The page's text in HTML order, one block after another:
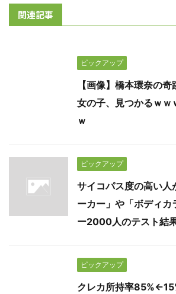
関連記事
ピックアップ
【画像】橋本環奈の
女の子、見つかるｗｗ
ｗ
ピックアップ
サイコパス度の高い人
ーカー」や「ボディカ
ー2000人のテスト結
ピックアップ
クレカ所持率